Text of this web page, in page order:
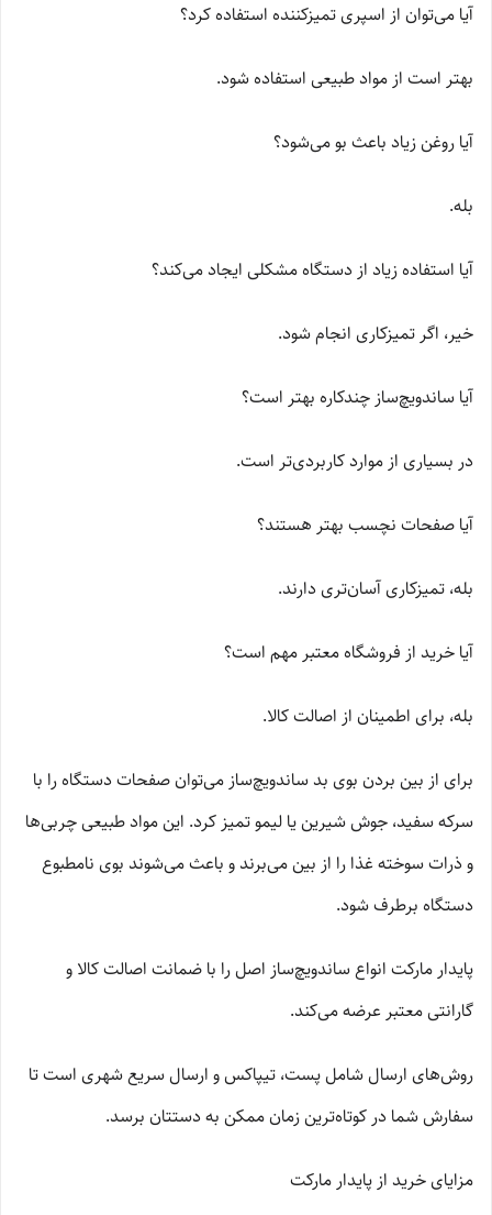
آیا می‌توان از اسپری تمیزکننده استفاده کرد؟
بهتر است از مواد طبیعی استفاده شود.
آیا روغن زیاد باعث بو می‌شود؟
بله.
آیا استفاده زیاد از دستگاه مشکلی ایجاد می‌کند؟
خیر، اگر تمیزکاری انجام شود.
آیا ساندویچ‌ساز چندکاره بهتر است؟
در بسیاری از موارد کاربردی‌تر است.
آیا صفحات نچسب بهتر هستند؟
بله، تمیزکاری آسان‌تری دارند.
آیا خرید از فروشگاه معتبر مهم است؟
بله، برای اطمینان از اصالت کالا.
برای از بین بردن بوی بد ساندویچ‌ساز می‌توان صفحات دستگاه را با
سرکه سفید، جوش شیرین یا لیمو تمیز کرد. این مواد طبیعی چربی‌ها
و ذرات سوخته غذا را از بین می‌برند و باعث می‌شوند بوی نامطبوع
دستگاه برطرف شود.
پایدار مارکت انواع ساندویچ‌ساز اصل را با ضمانت اصالت کالا و
گارانتی معتبر عرضه می‌کند.
روش‌های ارسال شامل پست، تیپاکس و ارسال سریع شهری است تا
سفارش شما در کوتاه‌ترین زمان ممکن به دستتان برسد.
مزایای خرید از پایدار مارکت